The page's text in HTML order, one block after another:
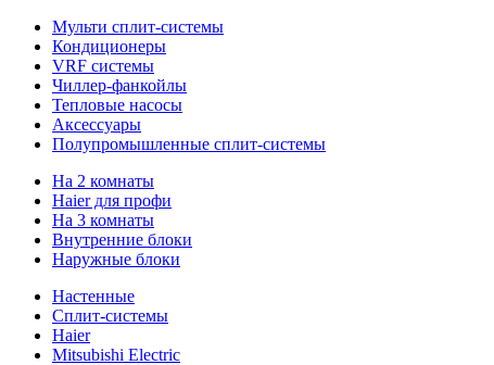
Мульти сплит-системы
Кондиционеры
VRF системы
Чиллер-фанкойлы
Тепловые насосы
Аксессуары
Полупромышленные сплит-системы
На 2 комнаты
Haier для профи
На 3 комнаты
Внутренние блоки
Наружные блоки
Настенные
Сплит-системы
Haier
Mitsubishi Electric